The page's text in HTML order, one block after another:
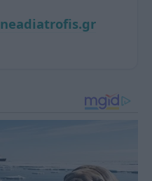
neadiatrofis.gr